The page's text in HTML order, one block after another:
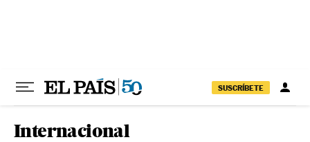
SUSCRÍBETE
Internacional